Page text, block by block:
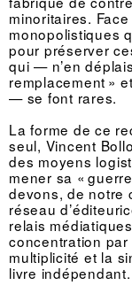
minoritaires.
monopolistiques
pour préserver
qui — n’en
remplacement »
— se font rares.
La forme de ce
seul, Vincent
des moyens
mener sa «
devons, de notre
réseau
relais
concentration
multiplicité et la
livre indépendant.